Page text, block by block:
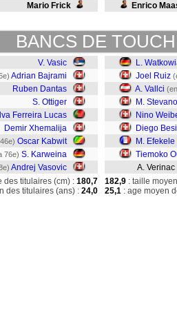
Mario Frick Enrico
BANCS DE
V. Vasic
Adrian Bajrami
Ruben Dantas
S. Ottiger
Ferreira Lucas
Demir Xhemalija
Oscar Kabwit
76e) S. Karweina
Andrej Vasovic
L.
Joel Ruiz
A. Vallci
M.
Nino
Diego
M. Efekele
Tiemoko
A. Verinac
des titulaires (cm) : 180,7
des titulaires (ans) : 24,0
182,9 : taille
25,1 : age moyen